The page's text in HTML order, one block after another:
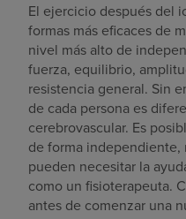
El ejercicio después del
formas más eficaces de
nivel más alto de
fuerza, equilibrio,
resistencia general. Sin
de cada persona es
cerebrovascular. Es
de forma independiente,
pueden necesitar la
como un fisioterapeuta.
antes de comenzar una